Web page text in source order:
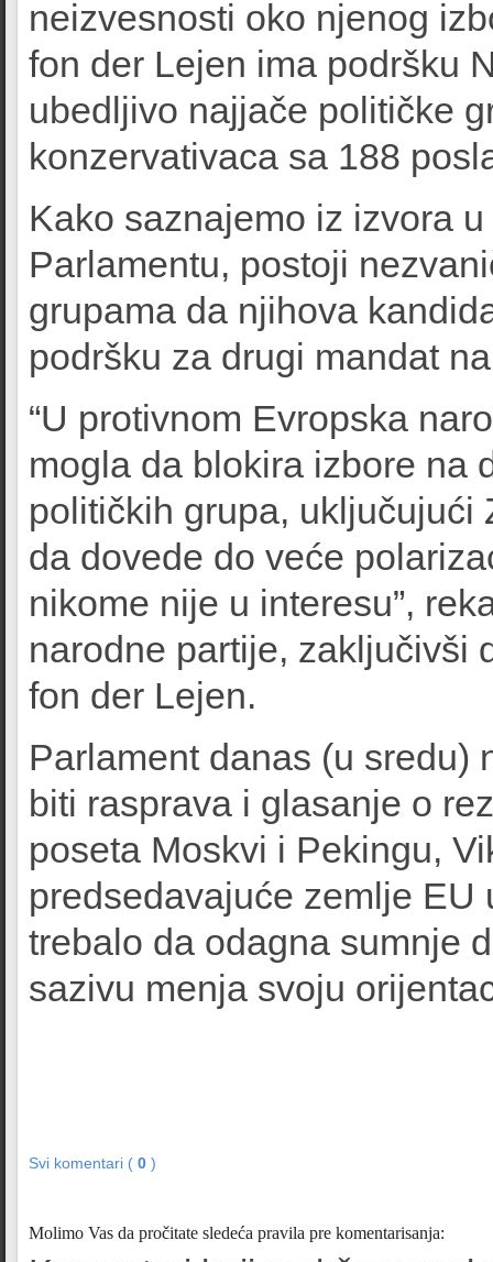
neizvesnosti oko njenog
fon der Lejen ima podršku
ubedljivo najjače političke
konzervativaca sa 188
Kako saznajemo iz izvora
Parlamentu, postoji
grupama da njihova
podršku za drugi mandat
“U protivnom Evropska
mogla da blokira izbore na
političkih grupa, uključujući
da dovede do veće
nikome nije u interesu”,
narodne partije, zaključivši
fon der Lejen.
Parlament danas (u sredu)
biti rasprava i glasanje o
poseta Moskvi i Pekingu,
predsedavajuće zemlje
trebalo da odagna sumnje
sazivu menja svoju
Svi komentari ( 0 )
Molimo Vas da pročitate sledeća pravila pre komentarisanja: